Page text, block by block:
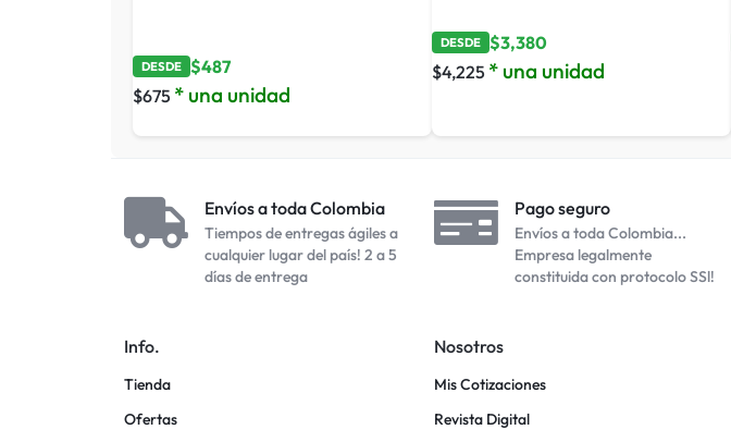
DESDE $487
$675 * una unidad
DESDE $3,380
$4,225 * una unidad
Envíos a toda Colombia
Tiempos de entregas ágiles a
cualquier lugar del país! 2 a 5
días de entrega
Pago seguro
Envíos a toda Colombia...
Empresa legalmente
constituida con protocolo SSl!
Info.
Tienda
Ofertas
Nosotros
Mis Cotizaciones
Revista Digital